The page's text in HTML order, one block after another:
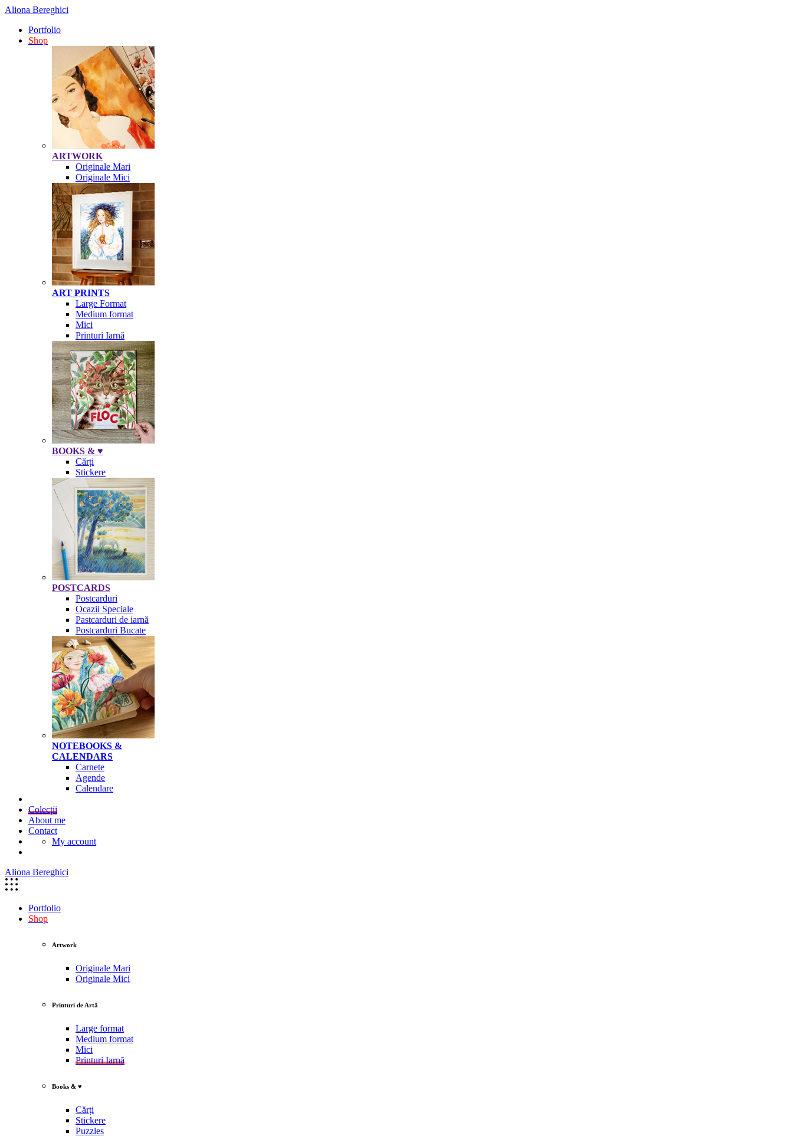
Aliona Bereghici
Portfolio
Shop
ARTWORK
Originale Mari
Originale Mici
ART PRINTS
Large Format
Medium format
Mici
Printuri Iarnă
BOOKS & ♥
Cărți
Stickere
POSTCARDS
Postcarduri
Ocazii Speciale
Pastcarduri de iarnă
Postcarduri Bucate
NOTEBOOKS &
CALENDARS
Carnete
Agende
Calendare
Colecții
About me
Contact
My account
Aliona Bereghici
Portfolio
Shop
Artwork
Originale Mari
Originale Mici
Printuri de Artă
Large format
Medium format
Mici
Printuri Iarnă
Books & ♥
Cărți
Stickere
Puzzles